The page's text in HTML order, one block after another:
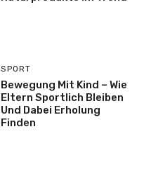
SPORT
Bewegung Mit Kind – Wie
Eltern Sportlich Bleiben
Und Dabei Erholung
Finden